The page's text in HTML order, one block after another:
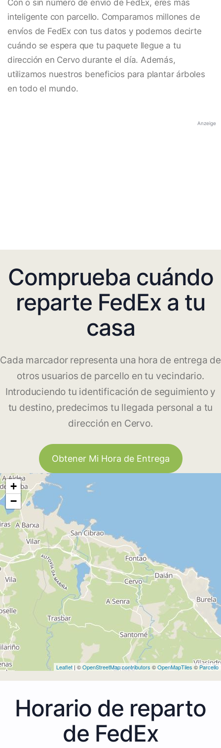
Con o sin número de envío de FedEx, eres más
inteligente con parcello. Comparamos millones de
envíos de FedEx con tus datos y podemos decirte
cuándo se espera que tu paquete llegue a tu
dirección en Cervo durante el día. Además,
utilizamos nuestros beneficios para plantar árboles
en todo el mundo.
Anzeige
Comprueba cuándo
reparte FedEx a tu
casa
Cada marcador representa una hora de entrega de
otros usuarios de parcello en tu vecindario.
Introduciendo tu identificación de seguimiento y
tu destino, predecimos tu llegada personal a tu
dirección en Cervo.
Obtener Mi Hora de Entrega
+
−
Leaflet | ©OpenStreetMap contributors ©OpenMapTiles ©Parcello
Horario de reparto
de FedEx